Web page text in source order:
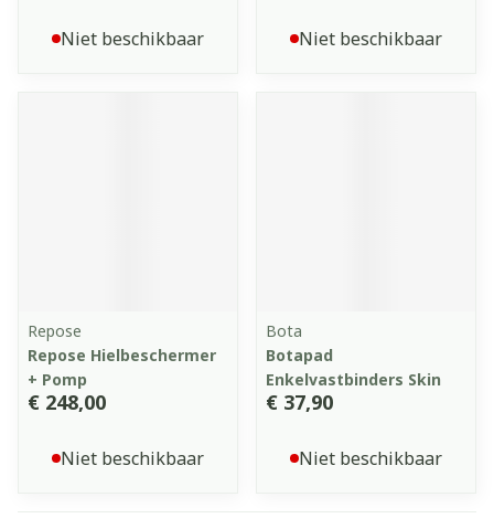
Niet beschikbaar Niet beschikbaar
Repose
Repose Hielbeschermer
+ Pomp
€ 248,00
Niet beschikbaar
Bota
Botapad
Enkelvastbinders Skin
€ 37,90
Niet beschikbaar